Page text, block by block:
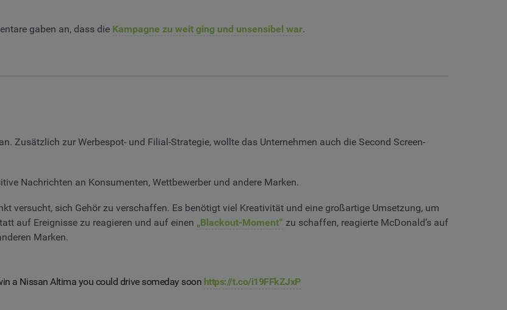
gaben an, dass die Kampagne zu weit ging und unsensibel war.
Zusätzlich zur Werbespot- und Filial-Strategie, wollte das Unternehmen auch die Second Screen-
Nachrichten an Konsumenten, Wettbewerber und andere Marken.
versucht, sich Gehör zu verschaffen. Es benötigt viel Kreativität und eine großartige Umsetzung, um
auf Ereignisse zu reagieren und auf einen „Blackout-Moment“ zu schaffen, reagierte McDonald’s auf
Marken.
a Nissan Altima you could drive someday soon https://t.co/i19FFkZJxP